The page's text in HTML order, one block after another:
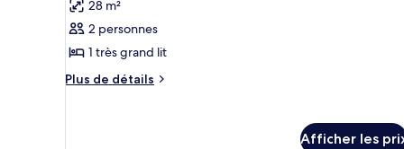
classic
suite
ce
type
de
chambre :
28 m²
2 personnes
1 très grand lit
Plus de détails
Plus
Afficher les